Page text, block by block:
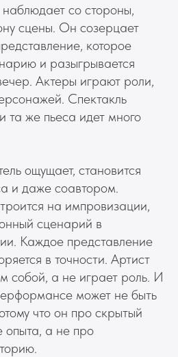
наблюдает со стороны,
сцены. Он созерцает
которое
и разыгрывается
Актеры играют роли,
Спектакль
та же пьеса идет много
ощущает, становится
и даже соавтором.
на импровизации,
сценарий в
Каждое представление
в точности. Артист
собой, а не играет роль. И
может не быть
что он про скрытый
а не про